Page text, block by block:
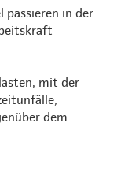
passieren in der
mit der
dem